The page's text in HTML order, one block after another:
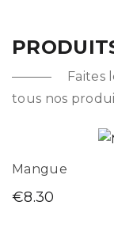
Faites
tous nos
Mangue
€8.30